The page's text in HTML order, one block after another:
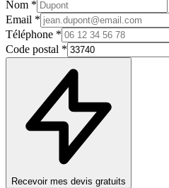
Nom *
Email *
Téléphone *
Code postal *
Recevoir mes devis gratuits